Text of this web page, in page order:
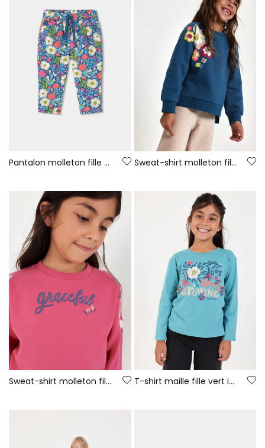
Pantalon molleton fille vert imprimé fleurs Sweat-shirt molleton fille vert imprimé fleurs
Sweat-shirt molleton fille fraise brodé fleurs T-shirt maille fille vert imprimé floral